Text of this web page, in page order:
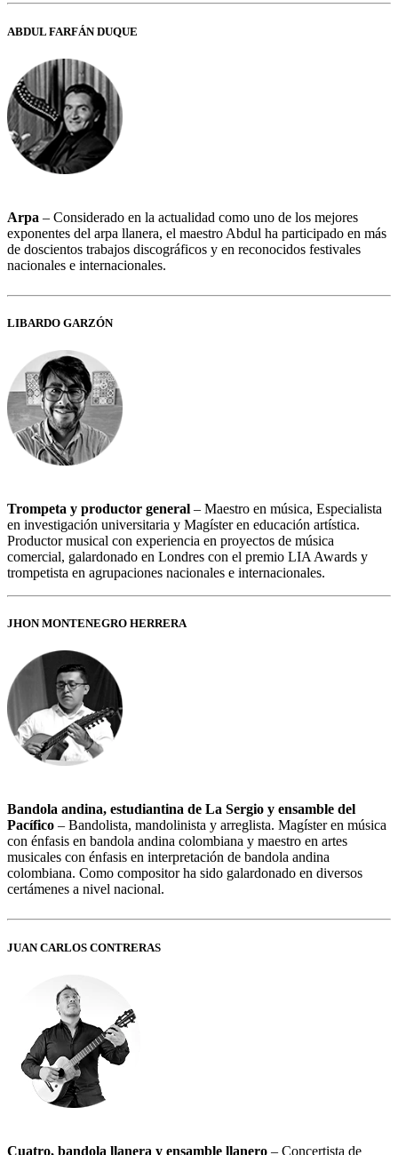
ABDUL FARFÁN DUQUE
Arpa – Considerado en la actualidad como uno de los mejores
exponentes del arpa llanera, el maestro Abdul ha participado en más
de doscientos trabajos discográficos y en reconocidos festivales
nacionales e internacionales.
LIBARDO GARZÓN
Trompeta y productor general – Maestro en música, Especialista
en investigación universitaria y Magíster en educación artística.
Productor musical con experiencia en proyectos de música
comercial, galardonado en Londres con el premio LIA Awards y
trompetista en agrupaciones nacionales e internacionales.
JHON MONTENEGRO HERRERA
Bandola andina, estudiantina de La Sergio y ensamble del
Pacífico – Bandolista, mandolinista y arreglista. Magíster en música
con énfasis en bandola andina colombiana y maestro en artes
musicales con énfasis en interpretación de bandola andina
colombiana. Como compositor ha sido galardonado en diversos
certámenes a nivel nacional.
JUAN CARLOS CONTRERAS
Cuatro, bandola llanera y ensamble llanero – Concertista de